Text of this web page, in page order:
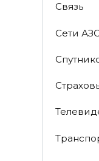
Связь
Сети АЗС